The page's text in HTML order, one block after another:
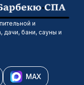
и
дачи, бани, сауны и
MAX